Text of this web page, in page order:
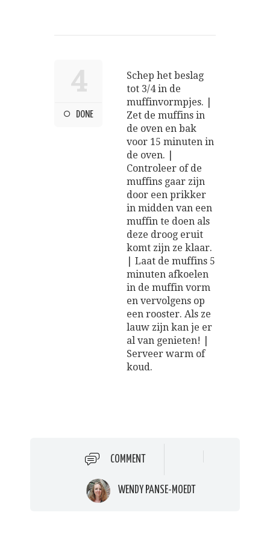
4
DONE
Schep het beslag
tot 3/4 in de
muffinvormpjes. |
Zet de muffins in
de oven en bak
voor 15 minuten in
de oven. |
Controleer of de
muffins gaar zijn
door een prikker
in midden van een
muffin te doen als
deze droog eruit
komt zijn ze klaar.
| Laat de muffins 5
minuten afkoelen
in de muffin vorm
en vervolgens op
een rooster. Als ze
lauw zijn kan je er
al van genieten! |
Serveer warm of
koud.
COMMENT
WENDY PANSE-MOEDT